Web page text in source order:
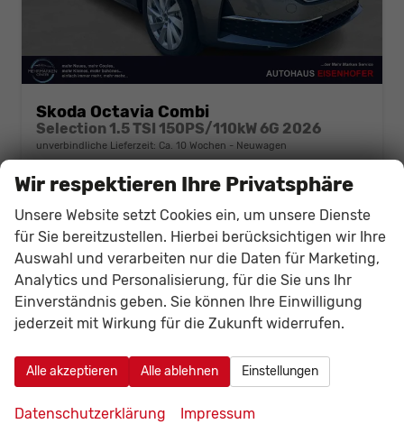
Skoda Octavia Combi
Selection 1.5 TSI 150PS/110kW 6G 2026
unverbindliche Lieferzeit: Ca. 10 Wochen Neuwagen
Fahrzeugnr. 140853 Getriebe
Schalt. 6-Gang
31.619,– €
incl. 19% MwSt.
Details
Verbrauch kombiniert:5,80 l/100km
CO2-Klasse: D
2 -Emissionen: 132,00 g/km
Wir respektieren Ihre Privatsphäre
Unsere Website setzt Cookies ein, um unsere Dienste
für Sie bereitzustellen. Hierbei berücksichtigen wir Ihre
Auswahl und verarbeiten nur die Daten für Marketing,
Analytics und Personalisierung, für die Sie uns Ihr
Einverständnis geben. Sie können Ihre Einwilligung
jederzeit mit Wirkung für die Zukunft widerrufen.
Alle akzeptieren Alle ablehnen Einstellungen
Datenschutzerklärung Impressum